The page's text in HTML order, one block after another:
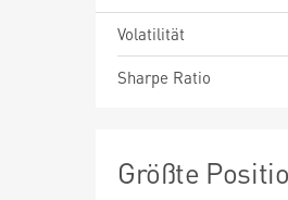
Volatilität
Sharpe Ratio
Größte